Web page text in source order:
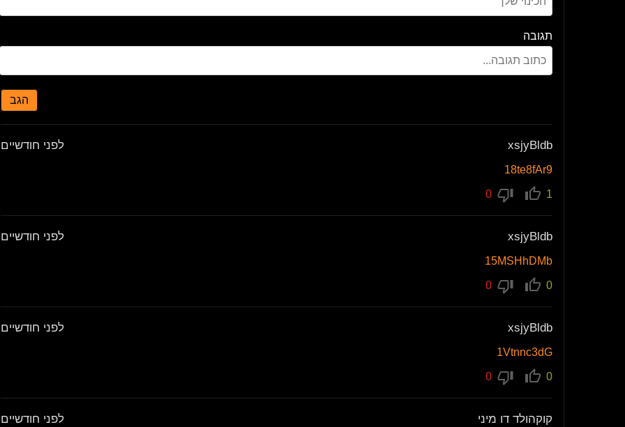
תגובה
הגב
xsjyBldb לפני חודשיים
18te8fAr9
1
xsjyBldb לפני חודשיים
15MSHhDMb
0
xsjyBldb לפני חודשיים
1Vtnnc3dG
0
קוקהולד דו מיני לפני חודשיים